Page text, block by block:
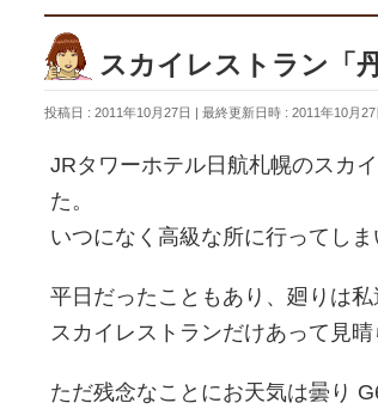
スカイレストラン「丹
投稿日 : 2011年10月27日 最終更新日時 : 2011年10月27
JRタワーホテル日航札幌のスカ
た。
いつになく高級な所に行ってし
平日だったこともあり、廻りは
スカイレストランだけあって見
ただ残念なことにお天気は曇り